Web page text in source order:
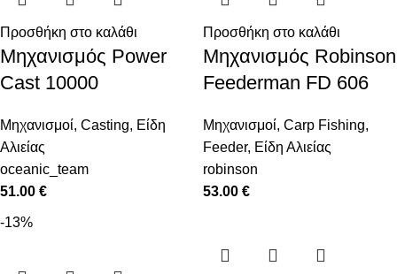
Προσθήκη στο καλάθι
Μηχανισμός Power
Cast 10000
Μηχανισμοί, Casting, Είδη
Αλιείας
oceanic_team
51.00 €
Προσθήκη στο καλάθι
Μηχανισμός Robinson
Feederman FD 606
Μηχανισμοί, Carp Fishing,
Feeder, Είδη Αλιείας
robinson
53.00 €
-13%